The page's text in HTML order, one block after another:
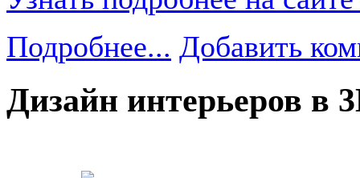
Подробнее... Добавить
Дизайн интерьеров в